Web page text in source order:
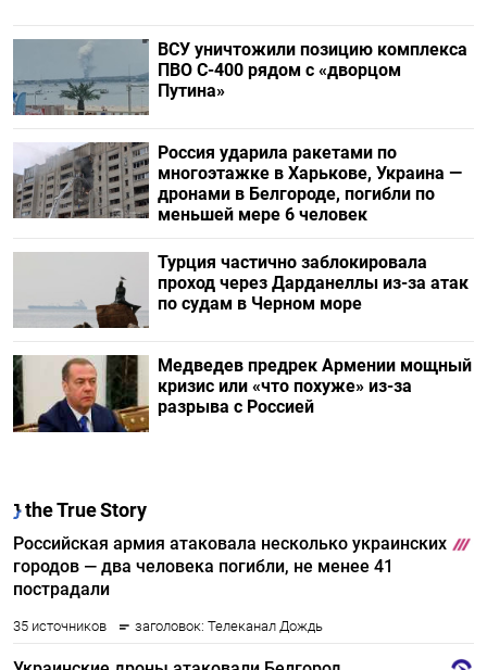
ВСУ уничтожили позицию комплекса
ПВО С-400 рядом с «дворцом
Путина»
Россия ударила ракетами по
многоэтажке в Харькове, Украина —
дронами в Белгороде, погибли по
меньшей мере 6 человек
Турция частично заблокировала
проход через Дарданеллы из-за атак
по судам в Черном море
Медведев предрек Армении мощный
кризис или «что похуже» из-за
разрыва с Россией